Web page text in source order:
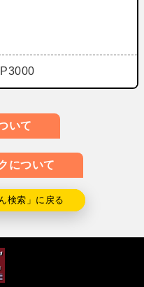
いて
について
検索」に戻る